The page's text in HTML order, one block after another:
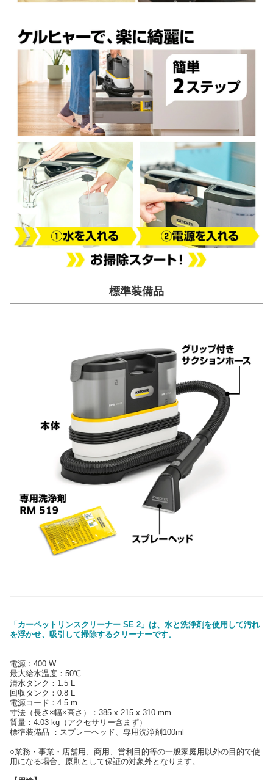
標準装備品
「カーペットリンスクリーナー SE 2」は、水と洗浄剤を使用して汚れ
を浮かせ、吸引して掃除するクリーナーです。
電源：400 W
最大給水温度：50℃
清水タンク：1.5 L
回収タンク：0.8 L
電源コード：4.5 m
寸法（長さ×幅×高さ）：385 x 215 x 310 mm
質量：4.03 kg（アクセサリー含まず）
標準装備品 ：スプレーヘッド、専用洗浄剤100ml
○業務・事業・店舗用、商用、営利目的等の一般家庭用以外の目的で使
用になる場合、原則として保証の対象外となります。